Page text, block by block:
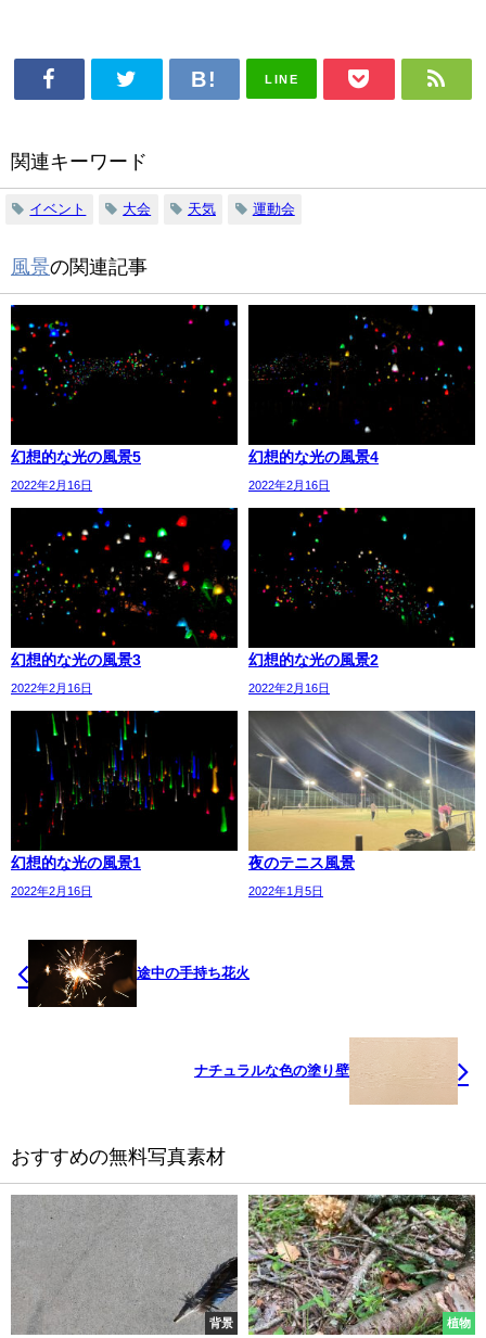
LINE
関連キーワード
イベント 大会 天気 運動会
風景の関連記事
幻想的な光の風景5
2022年2月16日
幻想的な光の風景4
2022年2月16日
幻想的な光の風景3
2022年2月16日
幻想的な光の風景2
2022年2月16日
幻想的な光の風景1
2022年2月16日
夜のテニス風景
2022年1月5日
途中の手持ち花火
ナチュラルな色の塗り壁
おすすめの無料写真素材
背景 植物